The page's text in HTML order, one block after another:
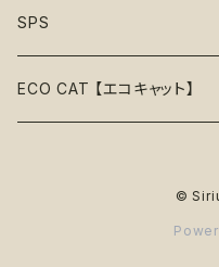
音鳴るおもちゃ
音鳴らないおもちゃ
リボン
バンダナ
スリーブレス・ノースリーブ
リード穴付き
ウォーターボウル
ハーネス
首輪
ハーネス
Organic〖オーガニック〗
Vegan〖ヴィーガン〗
Alqo Wasi
Animals in Charge
SPS
ECO CAT 【エコキャット】
©